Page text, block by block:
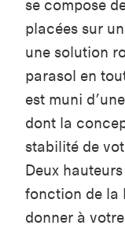
se compose
placées sur
une solution
parasol en
est muni
dont la
stabilité de
Deux
fonction de la
donner à